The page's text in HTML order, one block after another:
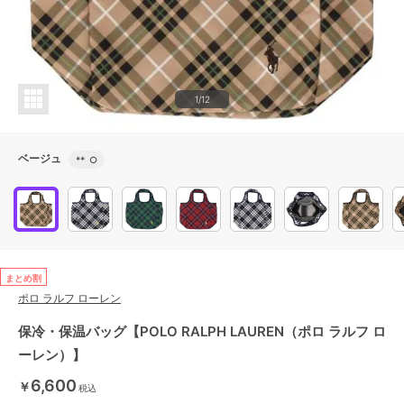
1/12
ベージュ ** ○
まとめ割
ポロ ラルフ ローレン
保冷・保温バッグ【POLO RALPH LAUREN（ポロ ラルフ ロ
ーレン）】
￥6,600 税込